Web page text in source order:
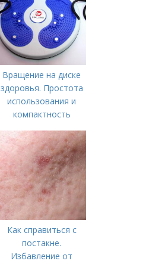
Вращение на диске
здоровья. Простота
использования и
компактность
Как справиться с
постакне.
Избавление от